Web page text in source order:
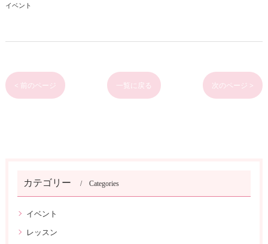
イベント
< 前のページ 一覧に戻る 次のページ >
カテゴリー Categories
イベント
レッスン